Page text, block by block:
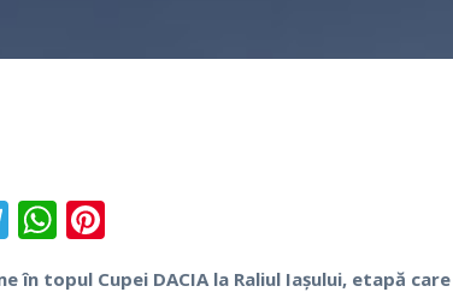
Telegram
WhatsApp
Pinterest
în topul Cupei DACIA la Raliul Iașului, etapă